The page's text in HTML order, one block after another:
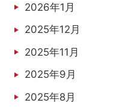
2026年1月
2025年12月
2025年11月
2025年9月
2025年8月